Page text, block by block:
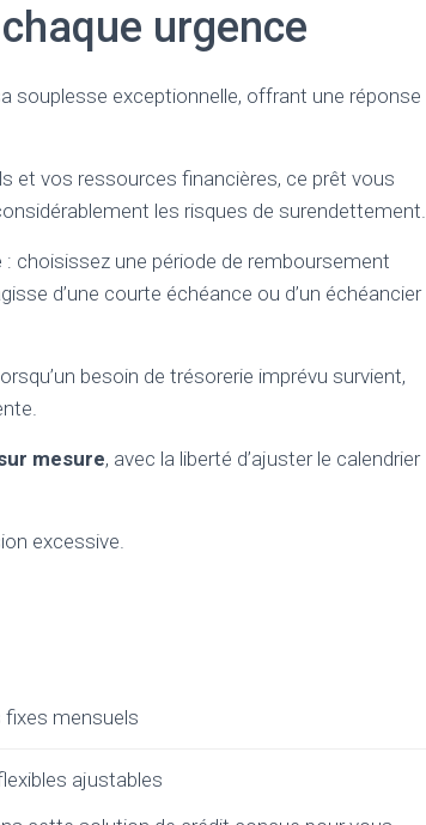
urgence
souplesse exceptionnelle, offrant une réponse
et vos ressources financières, ce prêt vous
les risques de surendettement.
: choisissez une période de remboursement
d’une courte échéance ou d’un échéancier
besoin de trésorerie imprévu survient,
mesure, avec la liberté d’ajuster le calendrier
excessive.
mensuels
ajustables